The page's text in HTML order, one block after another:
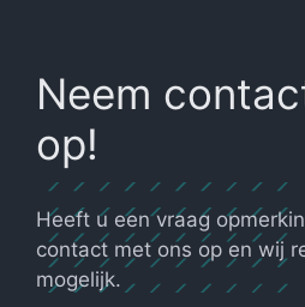
Neem
op!
Heeft u een vraag
contact met ons op en wij
mogelijk.